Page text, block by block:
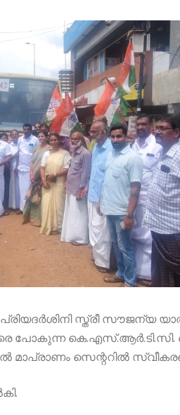
സ്ത്രീ സൗജന്യ
പോകുന്ന കെ.എസ്.ആർ.ടി.സി.
മാപ്രാണം സെന്ററിൽ